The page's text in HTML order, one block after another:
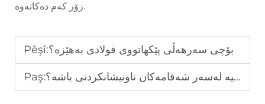
زۆر کەم دەکاتەوە.
Pêşî:بۆچی سەرھەڵی پێکھاتووی فولادی بەهێزە؟
Paş:ئایا باری داڕێژراوی جیاکارییە لەسەر شەقامەکان ناونیشانکردنی باشە؟